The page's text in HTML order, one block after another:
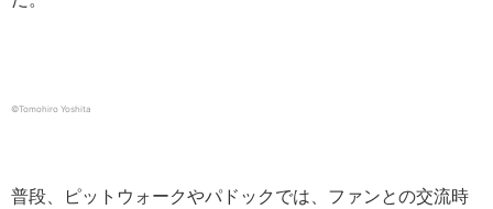
©︎Tomohiro Yoshita
普段、ピットウォークやパドックでは、ファンとの交流時